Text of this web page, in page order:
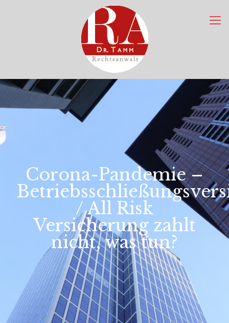
Corona-Pandemie –
/ All Risk
Versicherung zahlt
nicht, was tun?